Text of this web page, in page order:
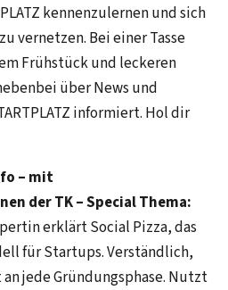
kennenzulernen und sich
vernetzen. Bei einer Tasse
Frühstück und leckeren
über News und
informiert. Hol dir
– mit
der TK – Special Thema:
erklärt Social Pizza, das
für Startups. Verständlich,
jede Gründungsphase. Nutzt